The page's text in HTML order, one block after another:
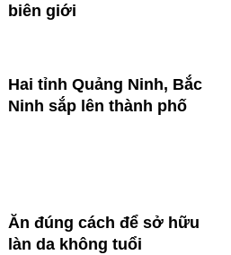
biên giới
Hai tỉnh Quảng Ninh, Bắc
Ninh sắp lên thành phố
Ăn đúng cách để sở hữu
làn da không tuổi